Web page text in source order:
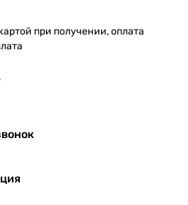
при получении, оплата